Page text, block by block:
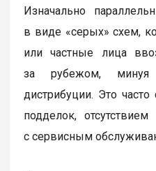
Изначально
в виде «серых» схем,
или частные лица
за рубежом, минуя
дистрибуции. Это
подделок,
с сервисным